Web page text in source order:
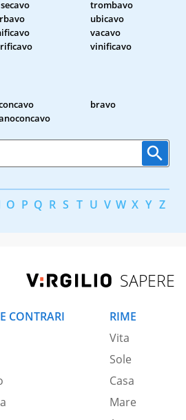
trombavo
ubicavo
vacavo
vinificavo
bravo
O P Q R S T U V W X Y Z
SAPERE
CONTRARI
RIME
Vita
Sole
Casa
Mare